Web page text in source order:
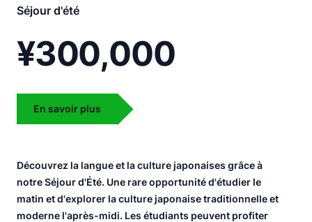
Séjour d'été
¥300,000
En savoir plus
Découvrez la langue et la culture japonaises grâce à
notre Séjour d'Été. Une rare opportunité d'étudier le
matin et d'explorer la culture japonaise traditionnelle et
moderne l'après-midi. Les étudiants peuvent profiter